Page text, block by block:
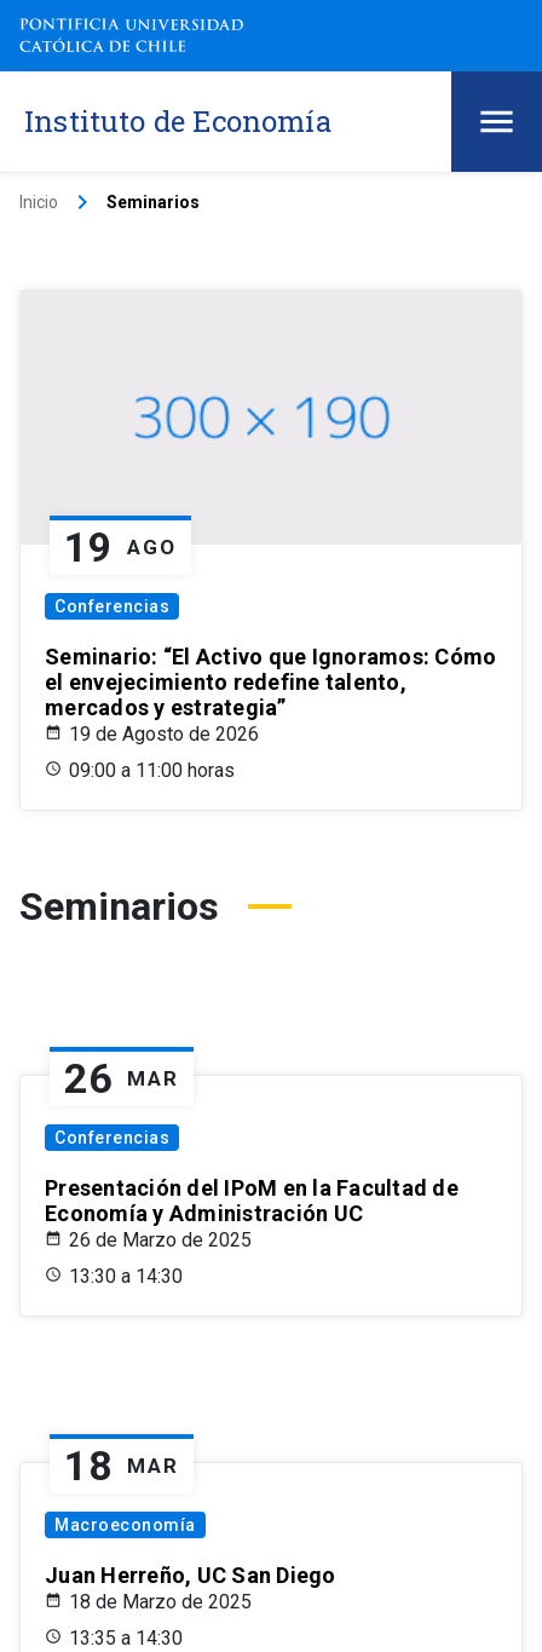
Instituto de Economía
Inicio keyboard_arrow_right Seminarios
19 AGO
Conferencias
Seminario: “El Activo que Ignoramos: Cómo
el envejecimiento redefine talento,
mercados y estrategia”
19 de Agosto de 2026
09:00 a 11:00 horas
Seminarios
26 MAR
Conferencias
Presentación del IPoM en la Facultad de
Economía y Administración UC
26 de Marzo de 2025
13:30 a 14:30
18 MAR
Macroeconomía
Juan Herreño, UC San Diego
18 de Marzo de 2025
13:35 a 14:30